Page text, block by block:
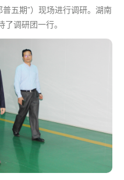
五期”）现场进行调研。湖南
调研团一行。